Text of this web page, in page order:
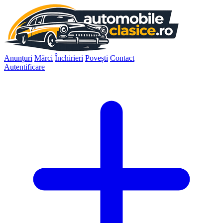
Anunțuri Mărci Închirieri Povești Contact
Autentificare